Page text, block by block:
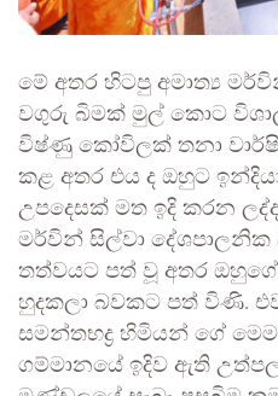
මේ අතර හිටපු අමාත්‍ය
වගුරු බිමක් මුල් කොට
විෂ්ණු කෝවිලක් තනා
කළ අතර එය ද ඔහුට
උපදෙසක් මත ඉදි කරන
මර්වින් සිල්වා
තත්වයට පත් වූ අතර
හුදකලා බවකට පත් විණි.
සමන්තභද්‍ර හිමියන් ගේ
ගම්මානයේ ඉදිව ඇති